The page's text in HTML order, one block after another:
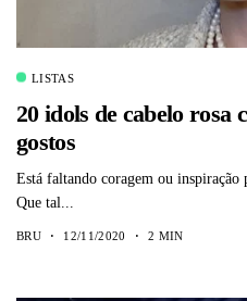
LISTAS
20 idols de cabelo rosa
gostos
Está faltando coragem ou inspiração
Que tal...
BRU 12/11/2020 2 MIN